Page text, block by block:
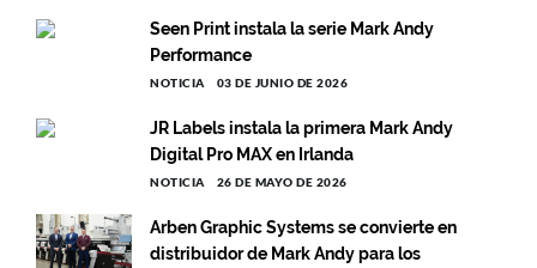
Seen Print instala la serie Mark Andy
Performance
NOTICIA 03 DE JUNIO DE 2026
JR Labels instala la primera Mark Andy
Digital Pro MAX en Irlanda
NOTICIA 26 DE MAYO DE 2026
Arben Graphic Systems se convierte en
distribuidor de Mark Andy para los